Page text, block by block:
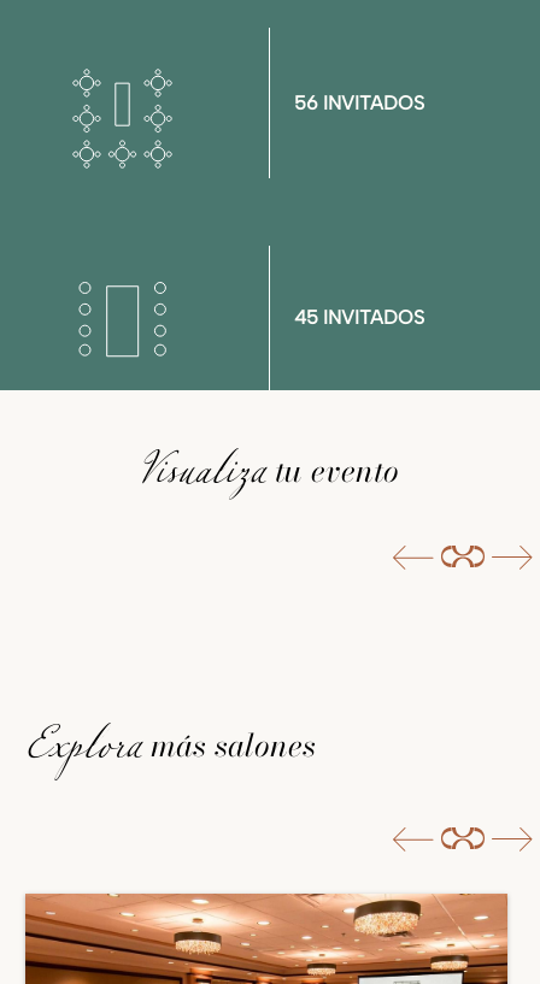
56 INVITADOS
45 INVITADOS
Visualizatu evento
Exploramás salones